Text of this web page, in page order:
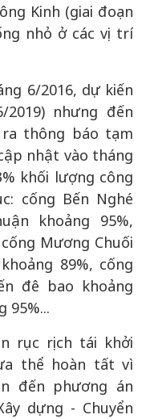
Kinh (giai đoạn
nhỏ ở các vị trí
6/2016, dự kiến
nhưng đến
thông báo tạm
nhật vào tháng
khối lượng công
cống Bến Nghé
khoảng 95%,
Mương Chuối
89%, cống
đê bao khoảng
95%...
rục rịch tái khởi
thể hoàn tất vì
đến phương án
dựng - Chuyển